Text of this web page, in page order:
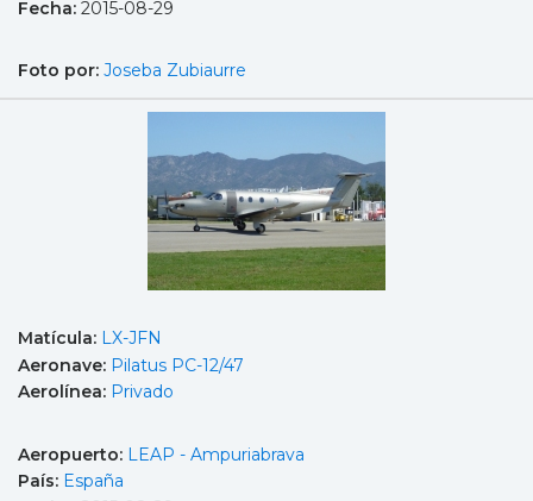
Fecha: 2015-08-29
Foto por: Joseba Zubiaurre
Matícula: LX-JFN
Aeronave: Pilatus PC-12/47
Aerolínea: Privado
Aeropuerto: LEAP - Ampuriabrava
País: España